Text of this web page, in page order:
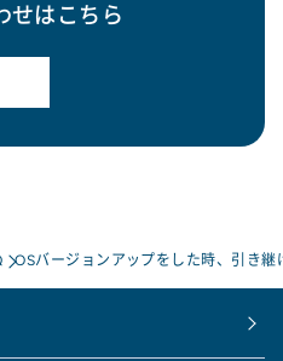
せはこちら
OSバージョンアップをした時、引き